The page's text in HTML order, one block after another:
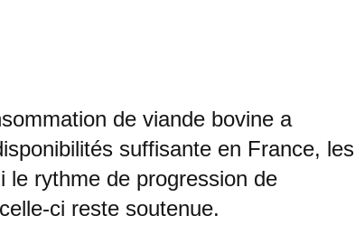
de viande bovine a
suffisante en France, les
le rythme de progression de
ci reste soutenue.